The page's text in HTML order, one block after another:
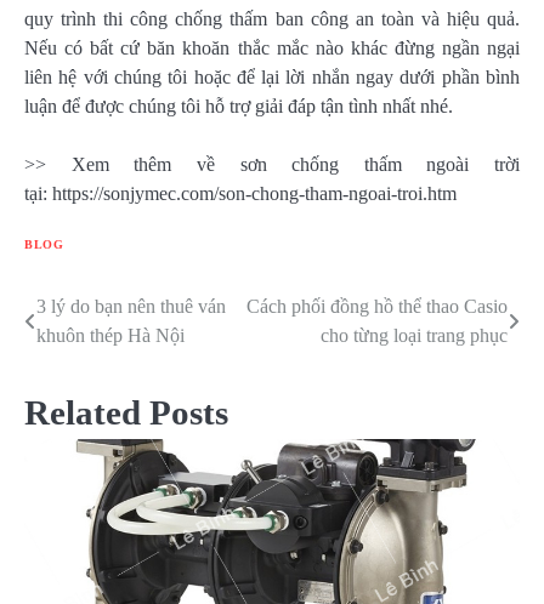
quy trình thi công chống thấm ban công an toàn và hiệu quả.
Nếu có bất cứ băn khoăn thắc mắc nào khác đừng ngần ngại
liên hệ với chúng tôi hoặc để lại lời nhắn ngay dưới phần bình
luận để được chúng tôi hỗ trợ giải đáp tận tình nhất nhé.
>> Xem thêm về sơn chống thấm ngoài trời
tại: https://sonjymec.com/son-chong-tham-ngoai-troi.htm
BLOG
Điều
bài
3 lý do bạn nên thuê ván
khuôn thép Hà Nội
Cách phối đồng hồ thể thao Casio
cho từng loại trang phục
Related Posts